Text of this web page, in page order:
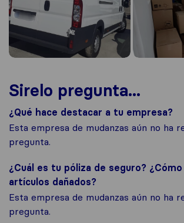
Sirelo pregunta...
¿Qué hace destacar a tu empresa?
Esta empresa de mudanzas aún no ha
pregunta.
¿Cuál es tu póliza de seguro?
artículos dañados?
Esta empresa de mudanzas aún no ha
pregunta.